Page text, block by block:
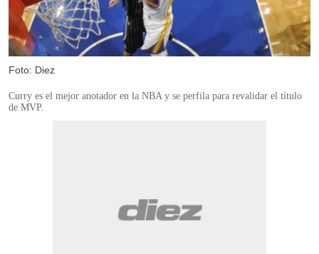
Foto: Diez
Curry es el mejor anotador en la NBA y se perfila para revalidar el título
de MVP.